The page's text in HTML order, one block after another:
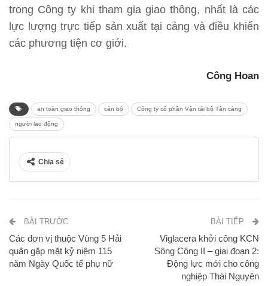
trong Công ty khi tham gia giao thông, nhất là các
lực lượng trực tiếp sản xuất tại cảng và điều khiển
các phương tiện cơ giới.
Công Hoan
an toàn giao thông cán bộ Công ty cổ phần Vận tải bộ Tân cảng
người lao động
Chia sẻ
BÀI TRƯỚC
Các đơn vị thuộc Vùng 5 Hải
quân gặp mặt kỷ niệm 115
năm Ngày Quốc tế phụ nữ
BÀI TIẾP
Viglacera khởi công KCN
Sông Công II – giai đoạn 2:
Động lực mới cho công
nghiệp Thái Nguyên